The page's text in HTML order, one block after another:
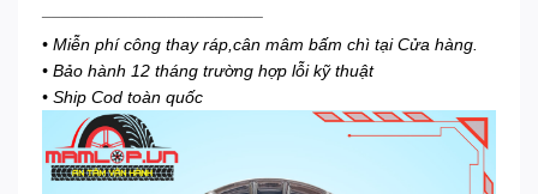
• Miễn phí công thay ráp,cân mâm bấm chì tại Cửa hàng.
• Bảo hành 12 tháng trường hợp lỗi kỹ thuật
• Ship Cod toàn quốc